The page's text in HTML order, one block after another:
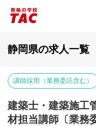
静岡県の求人一覧
講師採用（業務委託含む）
建築士・建築施
材担当講師〔業務